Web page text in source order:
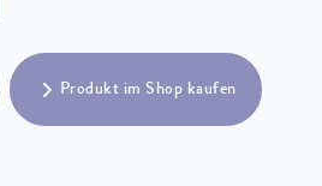
Produkt im Shop kaufen